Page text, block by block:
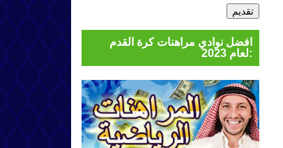
افضل نوادي مراهنات كرة القدم
لعام 2023: